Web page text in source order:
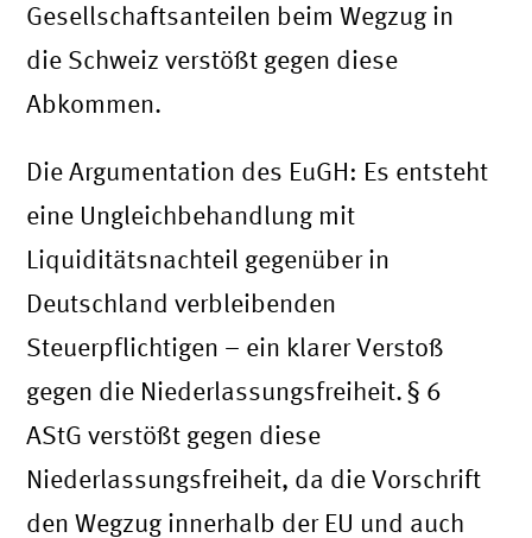
Gesellschaftsanteilen beim Wegzug in
die Schweiz verstößt gegen diese
Abkommen.
Die Argumentation des EuGH: Es entsteht
eine Ungleichbehandlung mit
Liquiditätsnachteil gegenüber in
Deutschland verbleibenden
Steuerpflichtigen – ein klarer Verstoß
gegen die Niederlassungsfreiheit. § 6
AStG verstößt gegen diese
Niederlassungsfreiheit, da die Vorschrift
den Wegzug innerhalb der EU und auch